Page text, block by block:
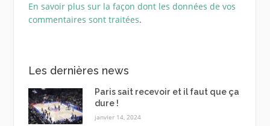
En savoir plus sur la façon dont les données de vos
commentaires sont traitées.
Les dernières news
Paris sait recevoir et il faut que ça
dure !
janvier 14, 2024